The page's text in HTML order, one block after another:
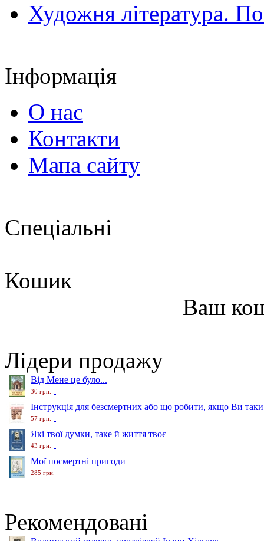
Художня література.
Інформація
О нас
Контакти
Мапа сайту
Спеціальні
Кошик
Ваш
Лідери продажу
Від Мене це було...
30 грн.
Інструкція для безсмертних або що робити, якщо Ви
57 грн.
Які твої думки, таке й життя твоє
43 грн.
Мої посмертні пригоди
285 грн.
Рекомендовані